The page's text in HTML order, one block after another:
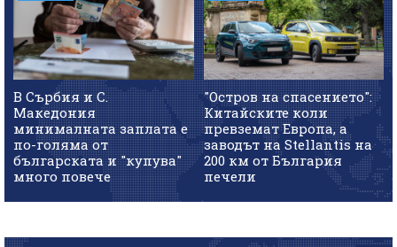
В Сърбия и С.
Македония
минималната заплата е
по-голяма от
българската и "купува"
много повече
"Остров на спасението":
Китайските коли
превземат Европа, а
заводът на Stellantis на
200 км от България
печели